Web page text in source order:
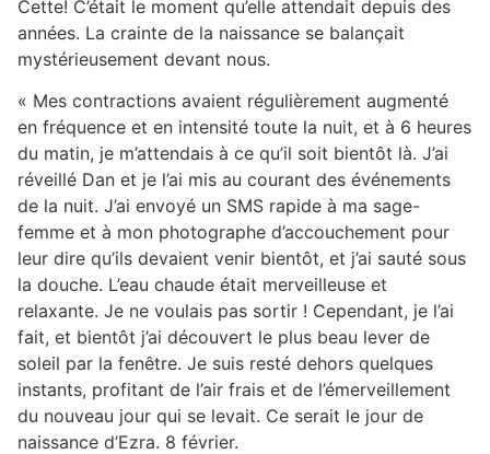
Cette! C’était le moment qu’elle attendait depuis des
années. La crainte de la naissance se balançait
mystérieusement devant nous.
« Mes contractions avaient régulièrement augmenté
en fréquence et en intensité toute la nuit, et à 6 heures
du matin, je m’attendais à ce qu’il soit bientôt là. J’ai
réveillé Dan et je l’ai mis au courant des événements
de la nuit. J’ai envoyé un SMS rapide à ma sage-
femme et à mon photographe d’accouchement pour
leur dire qu’ils devaient venir bientôt, et j’ai sauté sous
la douche. L’eau chaude était merveilleuse et
relaxante. Je ne voulais pas sortir ! Cependant, je l’ai
fait, et bientôt j’ai découvert le plus beau lever de
soleil par la fenêtre. Je suis resté dehors quelques
instants, profitant de l’air frais et de l’émerveillement
du nouveau jour qui se levait. Ce serait le jour de
naissance d’Ezra. 8 février.